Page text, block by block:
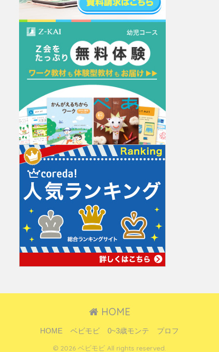
HOME
HOME ベビモビ 0~3歳モンテ プロフ
© 2026 ベビモビ All rights reserved.